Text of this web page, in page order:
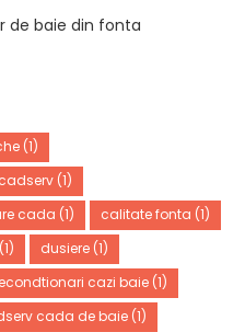
de baie din fonta
(1)
cadserv (1)
cada (1) calitate fonta (1)
(1) dusiere (1)
cazi baie (1)
cada de baie (1)